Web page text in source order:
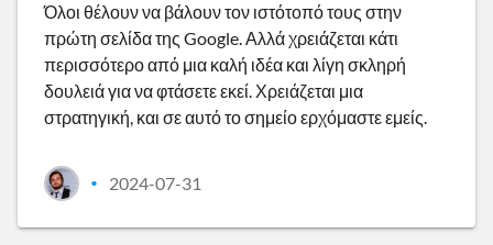
Όλοι θέλουν να βάλουν τον ιστότοπό τους στην
πρώτη σελίδα της Google. Αλλά χρειάζεται κάτι
περισσότερο από μια καλή ιδέα και λίγη σκληρή
δουλειά για να φτάσετε εκεί. Χρειάζεται μια
στρατηγική, και σε αυτό το σημείο ερχόμαστε εμείς.
• 2024-07-31